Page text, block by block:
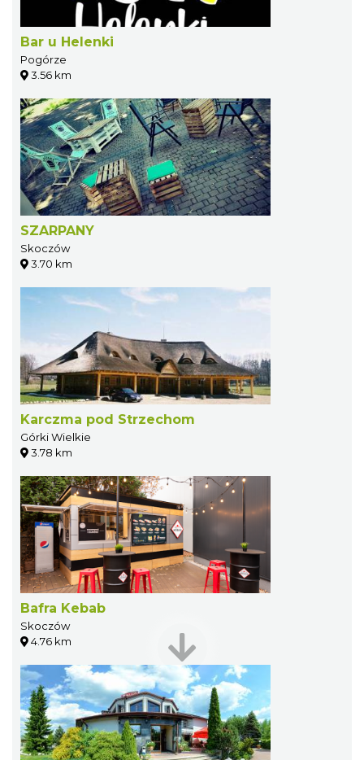
Bar u Helenki
Pogórze
3.56 km
SZARPANY
Skoczów
3.70 km
Karczma pod Strzechom
Górki Wielkie
3.78 km
Bafra Kebab
Skoczów
4.76 km